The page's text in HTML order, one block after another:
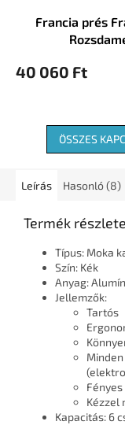
Francia prés
40 060 Ft
ÖSSZES
Leírás Hasonló (8)
Termék
Típus: Moka
Szín: Kék
Anyag:
Jellemzők:
Tartós
Fényes
Kézzel
Kapacitás: 6